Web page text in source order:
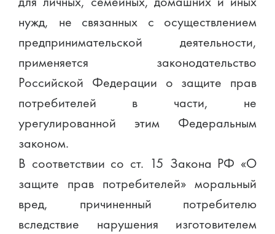
нужд, не связанных с осуществлением
предпринимательской деятельности,
применяется законодательство
Российской Федерации о защите прав
потребителей в части, не
урегулированной этим Федеральным
законом.
В соответствии со ст. 15 Закона РФ «О
защите прав потребителей» моральный
вред, причиненный потребителю
вследствие нарушения изготовителем